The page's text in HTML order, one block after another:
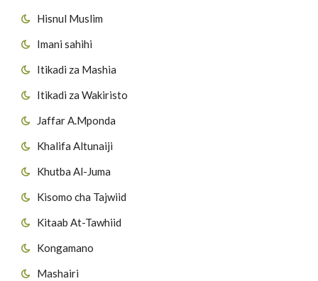
Hisnul Muslim
Imani sahihi
Itikadi za Mashia
Itikadi za Wakiristo
Jaffar A.Mponda
Khalifa Altunaiji
Khutba Al-Juma
Kisomo cha Tajwiid
Kitaab At-Tawhiid
Kongamano
Mashairi